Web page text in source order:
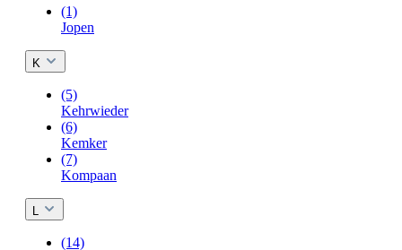
(1)
Jopen
K
(5)
Kehrwieder
(6)
Kemker
(7)
Kompaan
(14)